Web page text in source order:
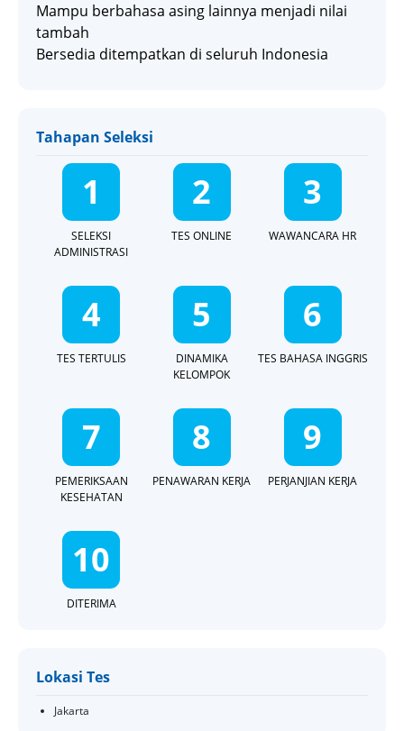
Mampu berbahasa asing lainnya menjadi nilai
tambah
Bersedia ditempatkan di seluruh Indonesia
Tahapan Seleksi
1
SELEKSI
ADMINISTRASI
2
TES ONLINE
3
WAWANCARA HR
4
TES TERTULIS
5
DINAMIKA
KELOMPOK
6
TES BAHASA INGGRIS
7
PEMERIKSAAN
KESEHATAN
8
PENAWARAN KERJA
9
PERJANJIAN KERJA
10
DITERIMA
Lokasi Tes
Jakarta